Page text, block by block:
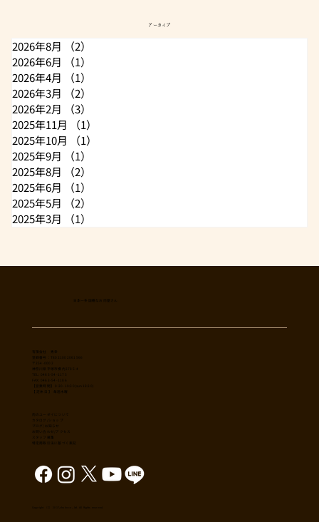
アーカイブ
2026年8月 （2）
2026年6月
（1）
2026年4月
（1）
2026年3月
（2）
2026年2月
（3）
2025年11月
（1）
2025年10月
（1）
2025年9月
（1）
2025年8月
（2）
2025年6月
（1）
2025年5月
（2）
2025年3月
（1）
日本一多国籍なお肉屋さん
​有限会社 秀幸
登録番号：T8021002061566
〒254-0002
神奈川県平塚市横内3785-4
TEL: 0463-54-1173
FAX: 0463-54-1186
【営業時間】 9:30-19:30(sun18:30)
【 定休日 】 毎週木曜
肉のユーダイについて
カタログ/ショップ
ブログ/お知らせ
​お問い合わせ/アクセス
スタッフ募集
特定商取引法に基づく表記